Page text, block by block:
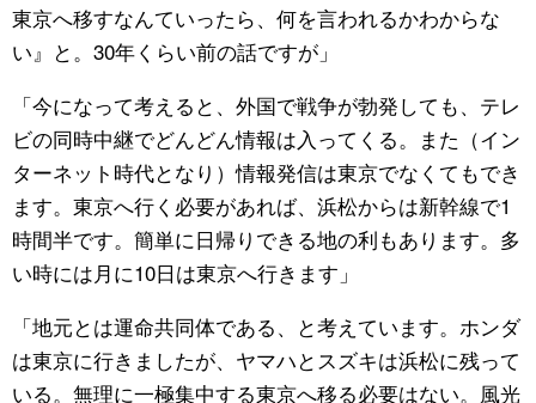
東京へ移すなんていったら、何を言われるかわからな
い』と。30年くらい前の話ですが」
「今になって考えると、外国で戦争が勃発しても、テレ
ビの同時中継でどんどん情報は入ってくる。また（イン
ターネット時代となり）情報発信は東京でなくてもでき
ます。東京へ行く必要があれば、浜松からは新幹線で1
時間半です。簡単に日帰りできる地の利もあります。多
い時には月に10日は東京へ行きます」
「地元とは運命共同体である、と考えています。ホンダ
は東京に行きましたが、ヤマハとスズキは浜松に残って
いる。無理に一極集中する東京へ移る必要はない。風光